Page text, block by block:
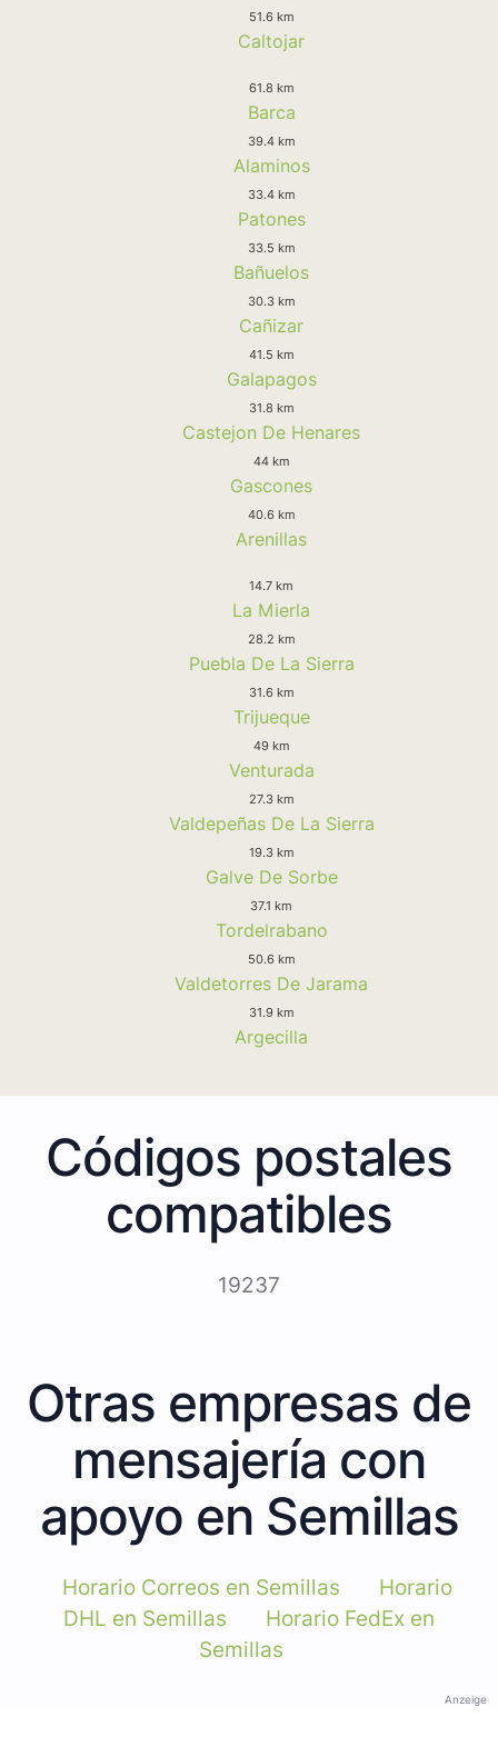
51.6 km
Caltojar
61.8 km
Barca
39.4 km
Alaminos
33.4 km
Patones
33.5 km
Bañuelos
30.3 km
Cañizar
41.5 km
Galapagos
31.8 km
Castejon De Henares
44 km
Gascones
40.6 km
Arenillas
14.7 km
La Mierla
28.2 km
Puebla De La Sierra
31.6 km
Trijueque
49 km
Venturada
27.3 km
Valdepeñas De La Sierra
19.3 km
Galve De Sorbe
37.1 km
Tordelrabano
50.6 km
Valdetorres De Jarama
31.9 km
Argecilla
Códigos postales
compatibles
19237
Otras empresas de
mensajería con
apoyo en Semillas
Horario Correos en Semillas
Horario
DHL en Semillas
Horario FedEx en
Semillas
Anzeige